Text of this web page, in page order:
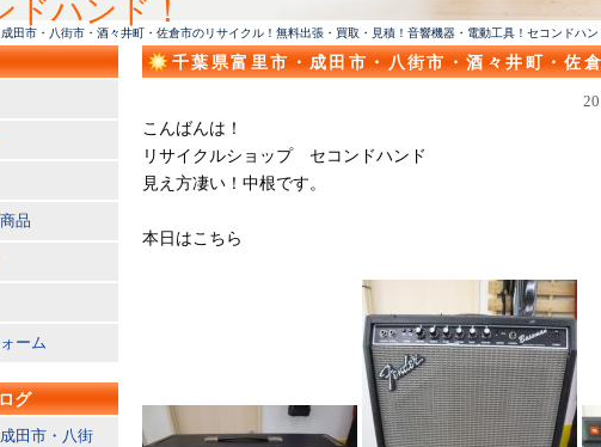
ドハンド！
田市・八街市・酒々井町・佐倉市のリサイクル！無料出張・買取・見積！音響機器・電動工具！セコンドハン
千葉県富里市・成田市・八街市・酒々井町・佐
こんばんは！
リサイクルショップ セコンドハンド
見え方凄い！中根です。
本日はこちら
品
ーム
グ
田市・八街